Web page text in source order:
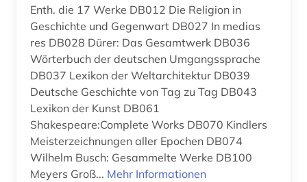
anden (1)
andreas (1)
anfänge - 1965 (1)
anglistik (5)
anglo-amerikanische beziehungen (1)
USA (135)
Ukraine (25)
Ungarn (25)
Vatikanstadt (3)
Zypern (2)
Enth. die 17 Werke DB012 Die Religion in
Geschichte und Gegenwart DB027 In medias
res DB028 Dürer: Das Gesamtwerk DB036
Wörterbuch der deutschen Umgangssprache
DB037 Lexikon der Weltarchitektur DB039
Deutsche Geschichte von Tag zu Tag DB043
Lexikon der Kunst DB061
Shakespeare:Complete Works DB070 Kindlers
Meisterzeichnungen aller Epochen DB074
Wilhelm Busch: Gesammelte Werke DB100
Meyers Groß... Mehr Informationen